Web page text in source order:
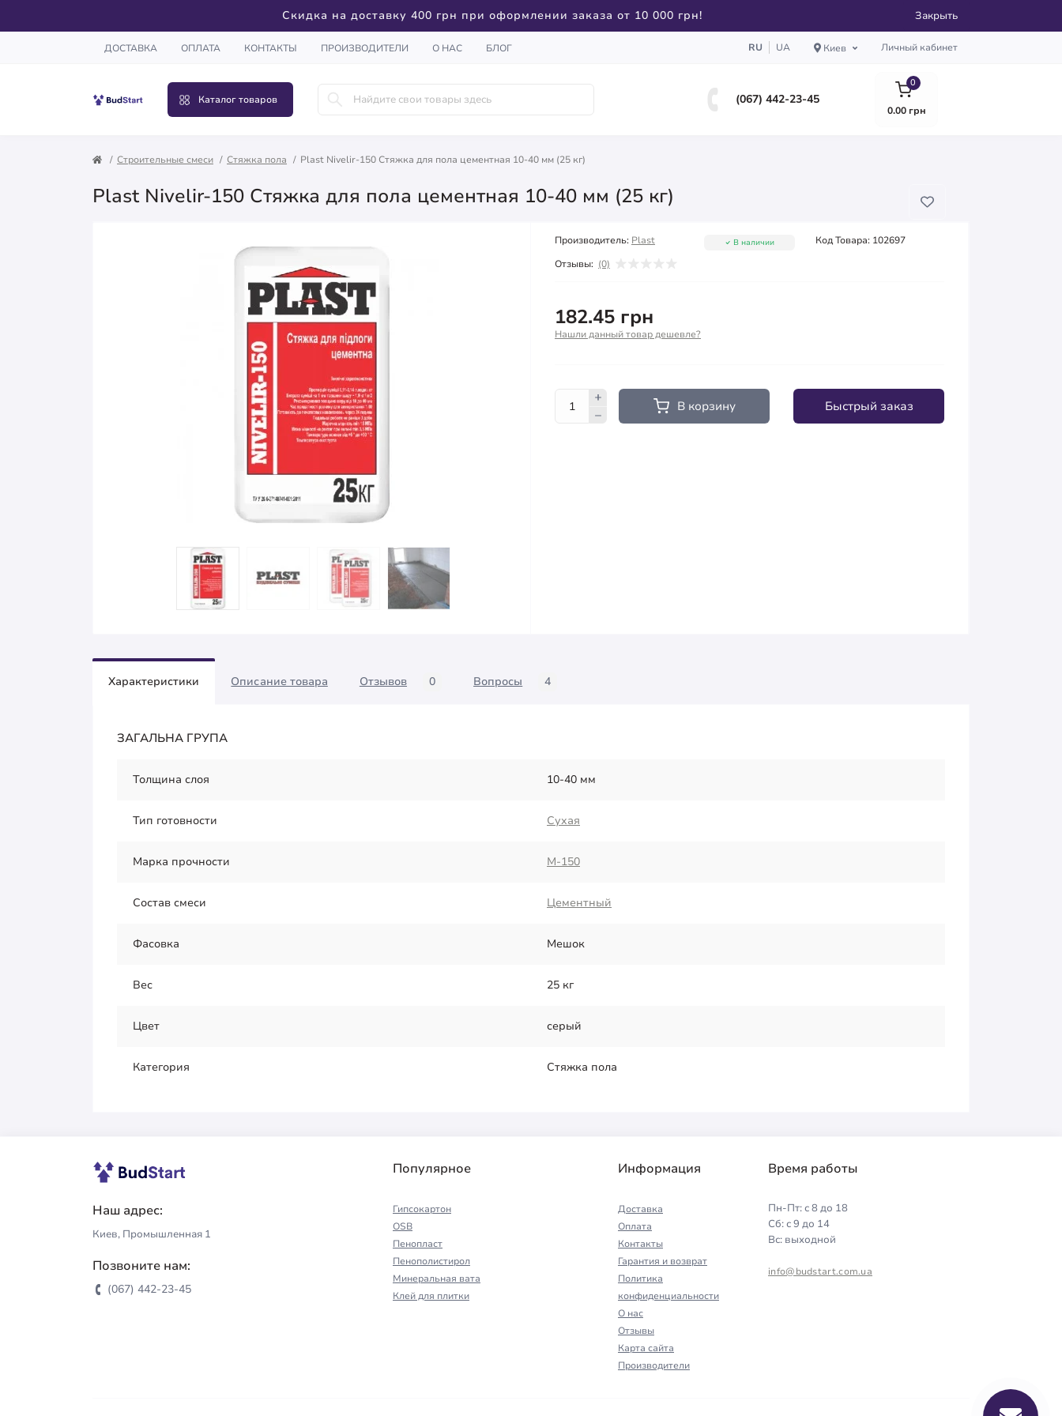
Скидка на доставку 400 грн при оформлении заказа от 10 000 грн! Закрыть
ДОСТАВКА ОПЛАТА КОНТАКТЫ ПРОИЗВОДИТЕЛИ О НАС БЛОГ RU UA Киев Личный кабинет
Каталог товаров (067) 442-23-45
0
0.00 грн
Строительные смеси Стяжка пола Plast Nivelir-150 Стяжка для пола цементная 10-40 мм (25 кг)
Plast Nivelir-150 Стяжка для пола цементная 10-40 мм (25 кг)
Производитель: Plast Код Товара: 102697
Отзывы: (0)
В наличии
182.45 грн
Нашли данный товар дешевле?
В корзину Быстрый заказ
Характеристики Описание товара Отзывов 0 Вопросы 4
ЗАГАЛЬНА ГРУПА
Толщина слоя 10-40 мм
Тип готовности Сухая
Марка прочности М-150
Состав смеси Цементный
Фасовка Мешок
Вес 25 кг
Цвет серый
Категория Стяжка пола
Наш адрес:
Киев, Промышленная 1
Позвоните нам:
(067) 442-23-45
Популярное
Гипсокартон
OSB
Пенопласт
Пенополистирол
Минеральная вата
Клей для плитки
Информация
Доставка
Оплата
Контакты
Гарантия и возврат
Политика
конфиденциальности
О нас
Отзывы
Карта сайта
Производители
Время работы
Пн-Пт: с 8 до 18
Сб: с 9 до 14
Вс: выходной
info@budstart.com.ua